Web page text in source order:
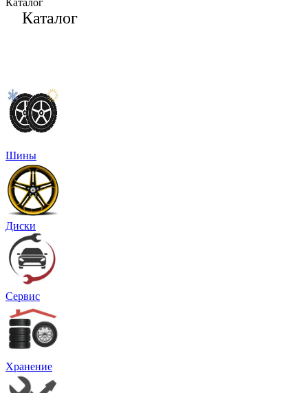
Каталог
Каталог
Шины
Диски
Сервис
Хранение